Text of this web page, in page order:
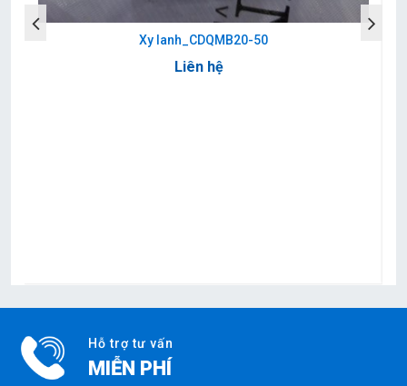
Xy lanh_CDQMB20-50
Liên hệ
Hỗ trợ tư vấn
MIỄN PHÍ